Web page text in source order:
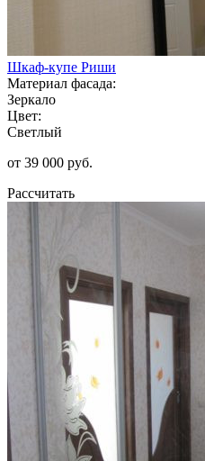
Шкаф-купе Риши
Материал фасада:
Зеркало
Цвет:
Светлый
от 39 000 руб.
Рассчитать